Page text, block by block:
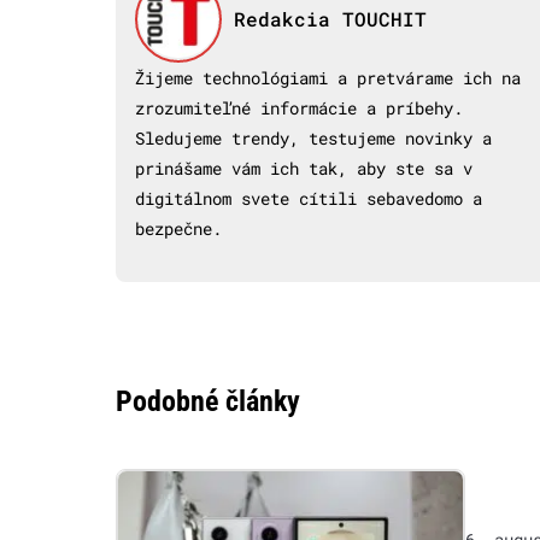
Redakcia TOUCHIT
Žijeme technológiami a pretvárame ich na
zrozumiteľné informácie a príbehy.
Sledujeme trendy, testujeme novinky a
prinášame vám ich tak, aby ste sa v
digitálnom svete cítili sebavedomo a
bezpečne.
Podobné články